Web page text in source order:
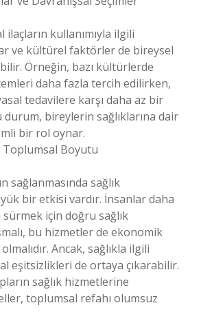
kullanımıyla ilgili
ve kültürel faktörler de bireysel
Örneğin, bazı kültürlerde
daha fazla tercih edilirken,
tedavilere karşı daha az bir
bireylerin sağlıklarına dair
bir rol oynar.
Toplumsal Boyutu
sağlanmasında sağlık
bir etkisi vardır. İnsanlar daha
sürmek için doğru sağlık
bu hizmetler de ekonomik
Ancak, sağlıkla ilgili
eşitsizlikleri de ortaya çıkarabilir.
sağlık hizmetlerine
toplumsal refahı olumsuz